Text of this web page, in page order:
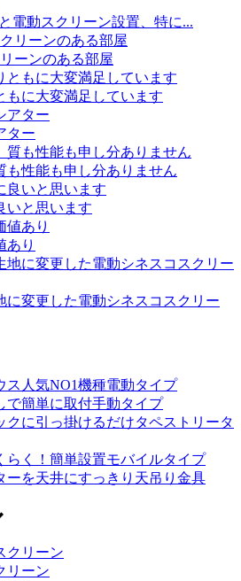
電動スクリーン設置、特に...
ーンのある部屋
もに大変満足しています
ター
も性能も申し分ありません
いと思います
あり
に変更した電動シネスコスクリー
ス人気NO1機種電動タイプ
で簡単に取付手動タイプ
クに引っ掛けるだけタペストリータ
らく！簡単設置モバイルタイプ
ーを天井にすっきり 天吊り金具
クリーン
リーン